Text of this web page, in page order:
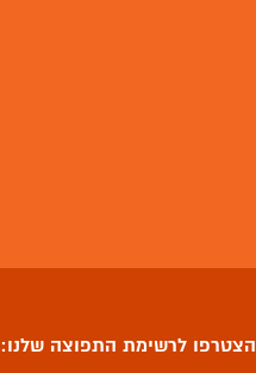
הצטרפו לרשימת התפוצה שלנו: